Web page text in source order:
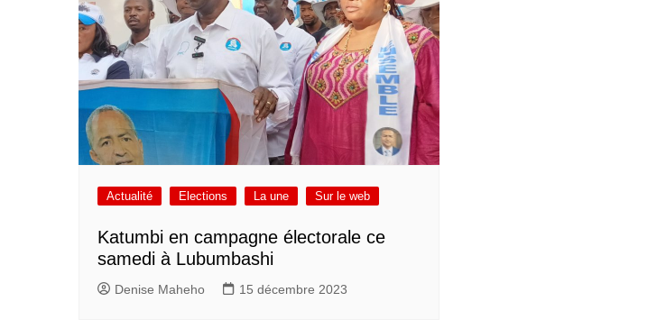
Actualité Elections La une Sur le web
Katumbi en campagne électorale ce
samedi à Lubumbashi
Denise Maheho 15 décembre 2023